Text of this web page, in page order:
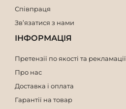
Співпраця
Зв’язатися з нами
ІНФОРМАЦІЯ
Претензії по якості та рекламації
Про нас
Доставка і оплата
Гарантії на товар